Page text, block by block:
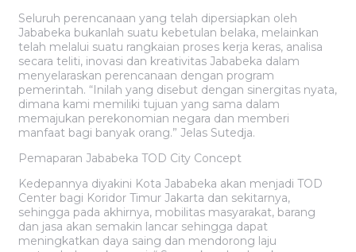
Seluruh perencanaan yang telah dipersiapkan oleh
Jababeka bukanlah suatu kebetulan belaka, melainkan
telah melalui suatu rangkaian proses kerja keras, analisa
secara teliti, inovasi dan kreativitas Jababeka dalam
menyelaraskan perencanaan dengan program
pemerintah. “Inilah yang disebut dengan sinergitas nyata,
dimana kami memiliki tujuan yang sama dalam
memajukan perekonomian negara dan memberi
manfaat bagi banyak orang.” Jelas Sutedja.
Pemaparan Jababeka TOD City Concept
Kedepannya diyakini Kota Jababeka akan menjadi TOD
Center bagi Koridor Timur Jakarta dan sekitarnya,
sehingga pada akhirnya, mobilitas masyarakat, barang
dan jasa akan semakin lancar sehingga dapat
meningkatkan daya saing dan mendorong laju